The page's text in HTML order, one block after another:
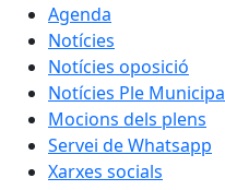
Agenda
Notícies
Notícies oposició
Notícies Ple
Mocions dels plens
Servei de Whatsapp
Xarxes socials